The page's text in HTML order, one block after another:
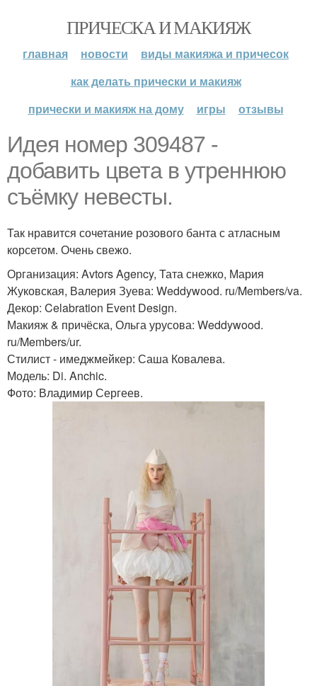
ПРИЧЕСКА И МАКИЯЖ
главная новости
виды макияжа и причесок
как делать прически и макияж
прически и макияж на дому
игры отзывы
Идея номер 309487 -
добавить цвета в утреннюю
съёмку невесты.
Так нравится сочетание розового банта с атласным
корсетом. Очень свежо.
Организация: Avtors Agency, Тата снежко, Мария
Жуковская, Валерия Зуева: Weddywood. ru/Members/va.
Декор: Celabration Event Design.
Макияж & причёска, Ольга урусова: Weddywood.
ru/Members/ur.
Стилист - имеджмейкер: Саша Ковалева.
Модель: Di. Anchic.
Фото: Владимир Сергеев.